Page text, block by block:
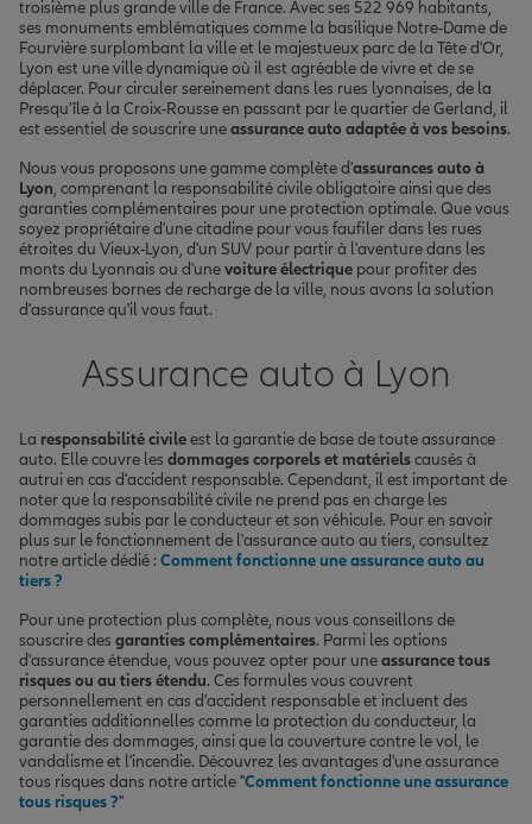
troisième plus grande ville de France. Avec ses 522 969 habitants,
ses monuments emblématiques comme la basilique Notre-Dame de
Fourvière surplombant la ville et le majestueux parc de la Tête d'Or,
Lyon est une ville dynamique où il est agréable de vivre et de se
déplacer. Pour circuler sereinement dans les rues lyonnaises, de la
Presqu'île à la Croix-Rousse en passant par le quartier de Gerland, il
est essentiel de souscrire uneassurance auto adaptée à vos besoins.
Nous vous proposons une gamme complète d'assurances auto à
Lyon, comprenant la responsabilité civile obligatoire ainsi que des
garanties complémentaires pour une protection optimale. Que vous
soyez propriétaire d'une citadine pour vous faufiler dans les rues
étroites du Vieux-Lyon, d'un SUV pour partir à l'aventure dans les
monts du Lyonnais ou d'unevoiture électrique pour profiter des
nombreuses bornes de recharge de la ville, nous avons la solution
d'assurance qu'il vous faut.
Assurance auto à Lyon
La responsabilité civileest la garantie de base de toute assurance
auto. Elle couvre les dommages corporels et matérielscausés à
autrui en cas d'accident responsable. Cependant, il est important de
noter que la responsabilité civile ne prend pas en charge les
dommages subis par le conducteur et son véhicule. Pour en savoir
plus sur le fonctionnement de l'assurance auto au tiers, consultez
notre article dédié : Comment fonctionne une assurance auto au
tiers ?
Pour une protection plus complète, nous vous conseillons de
souscrire des garanties complémentaires. Parmi les options
d'assurance étendue, vous pouvez opter pour uneassurance tous
risques ou au tiers étendu. Ces formules vous couvrent
personnellement en cas d'accident responsable et incluent des
garanties additionnelles comme la protection du conducteur, la
garantie des dommages, ainsi que la couverture contre le vol, le
vandalisme et l'incendie. Découvrez les avantages d'une assurance
tous risques dans notre article "Comment fonctionne une assurance
tous risques ?"